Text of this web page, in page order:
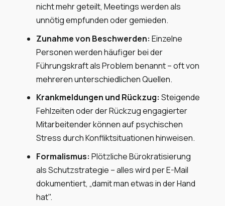
nicht mehr geteilt, Meetings werden als
unnötig empfunden oder gemieden.
Zunahme von Beschwerden: Einzelne
Personen werden häufiger bei der
Führungskraft als Problem benannt – oft von
mehreren unterschiedlichen Quellen.
Krankmeldungen und Rückzug: Steigende
Fehlzeiten oder der Rückzug engagierter
Mitarbeitender können auf psychischen
Stress durch Konfliktsituationen hinweisen.
Formalismus: Plötzliche Bürokratisierung
als Schutzstrategie – alles wird per E-Mail
dokumentiert, „damit man etwas in der Hand
hat".